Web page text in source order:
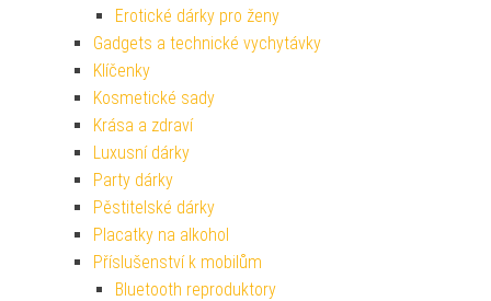
Erotické dárky pro ženy
Gadgets a technické vychytávky
Klíčenky
Kosmetické sady
Krása a zdraví
Luxusní dárky
Party dárky
Pěstitelské dárky
Placatky na alkohol
Příslušenství k mobilům
Bluetooth reproduktory